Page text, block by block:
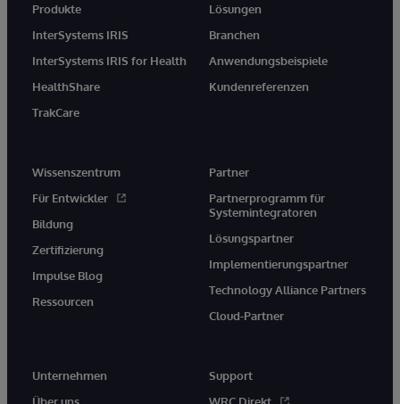
Produkte
InterSystems IRIS
InterSystems IRIS for Health
HealthShare
TrakCare
Lösungen
Branchen
Anwendungsbeispiele
Kundenreferenzen
Wissenszentrum
Für Entwickler
Bildung
Zertifizierung
Impulse Blog
Ressourcen
Partner
Partnerprogramm für
Systemintegratoren
Lösungspartner
Implementierungspartner
Technology Alliance Partners
Cloud-Partner
Unternehmen
Support